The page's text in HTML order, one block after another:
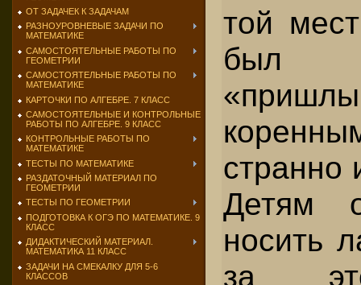
ОТ ЗАДАЧЕК К ЗАДАЧАМ
РАЗНОУРОВНЕВЫЕ ЗАДАЧИ ПО
МАТЕМАТИКЕ
САМОСТОЯТЕЛЬНЫЕ РАБОТЫ ПО
ГЕОМЕТРИИ
САМОСТОЯТЕЛЬНЫЕ РАБОТЫ ПО
МАТЕМАТИКЕ
КАРТОЧКИ ПО АЛГЕБРЕ. 7 КЛАСС
САМОСТОЯТЕЛЬНЫЕ И КОНТРОЛЬНЫЕ
РАБОТЫ ПО АЛГЕБРЕ. 9 КЛАСС
КОНТРОЛЬНЫЕ РАБОТЫ ПО
МАТЕМАТИКЕ
ТЕСТЫ ПО МАТЕМАТИКЕ
РАЗДАТОЧНЫЙ МАТЕРИАЛ ПО
ГЕОМЕТРИИ
ТЕСТЫ ПО ГЕОМЕТРИИ
ПОДГОТОВКА К ОГЭ ПО МАТЕМАТИКЕ. 9
КЛАСС
ДИДАКТИЧЕСКИЙ МАТЕРИАЛ.
МАТЕМАТИКА 11 КЛАСС
ЗАДАЧИ НА СМЕКАЛКУ ДЛЯ 5-6
КЛАССОВ
той
был
Детям
носить
за